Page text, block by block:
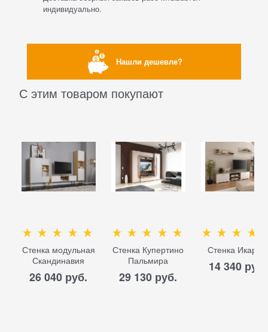
индивидуально.
Нашли дешевле?
С этим товаром покупают
Стенка модульная
Скандинавия
26 040 руб.
Стенка Купертино
Пальмира
29 130 руб.
Стенка Икар 12
14 340 руб.